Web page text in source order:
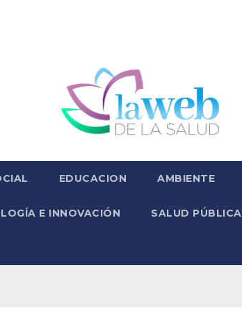
EDUCACION AMBIENTE
E INNOVACIÓN SALUD PÚBLICA